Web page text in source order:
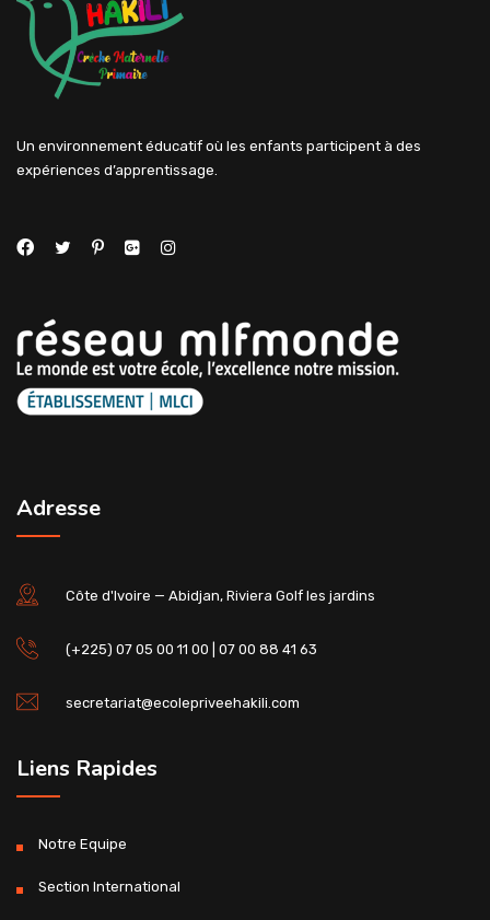
Un environnement éducatif où les enfants participent à des
expériences d’apprentissage.
Adresse
Côte d'Ivoire — Abidjan, Riviera Golf les jardins
(+225) 07 05 00 11 00 | 07 00 88 41 63
secretariat@ecolepriveehakili.com
Liens Rapides
Notre Equipe
Section International